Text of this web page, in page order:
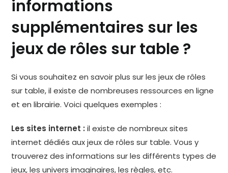
informations
supplémentaires sur les
jeux de rôles sur table ?
Si vous souhaitez en savoir plus sur les jeux de rôles
sur table, il existe de nombreuses ressources en ligne
et en librairie. Voici quelques exemples :
Les sites internet : il existe de nombreux sites
internet dédiés aux jeux de rôles sur table. Vous y
trouverez des informations sur les différents types de
jeux, les univers imaginaires, les règles, etc.